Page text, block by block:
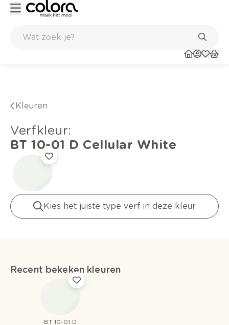
Kleuren
verfkleur:
BT 10-01 D Cellular White
Kies het juiste type verf in deze kleur
Recent bekeken kleuren
BT 10-01 D